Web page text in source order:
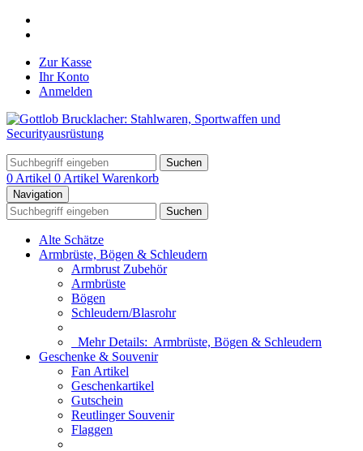
Zur Kasse
Ihr Konto
Anmelden
Suchen
0 Artikel 0 Artikel Warenkorb
Navigation
Suchen
Alte Schätze
Armbrüste, Bögen & Schleudern
Armbrust Zubehör
Armbrüste
Bögen
Schleudern/Blasrohr
Mehr Details: Armbrüste, Bögen & Schleudern
Geschenke & Souvenir
Fan Artikel
Geschenkartikel
Gutschein
Reutlinger Souvenir
Flaggen